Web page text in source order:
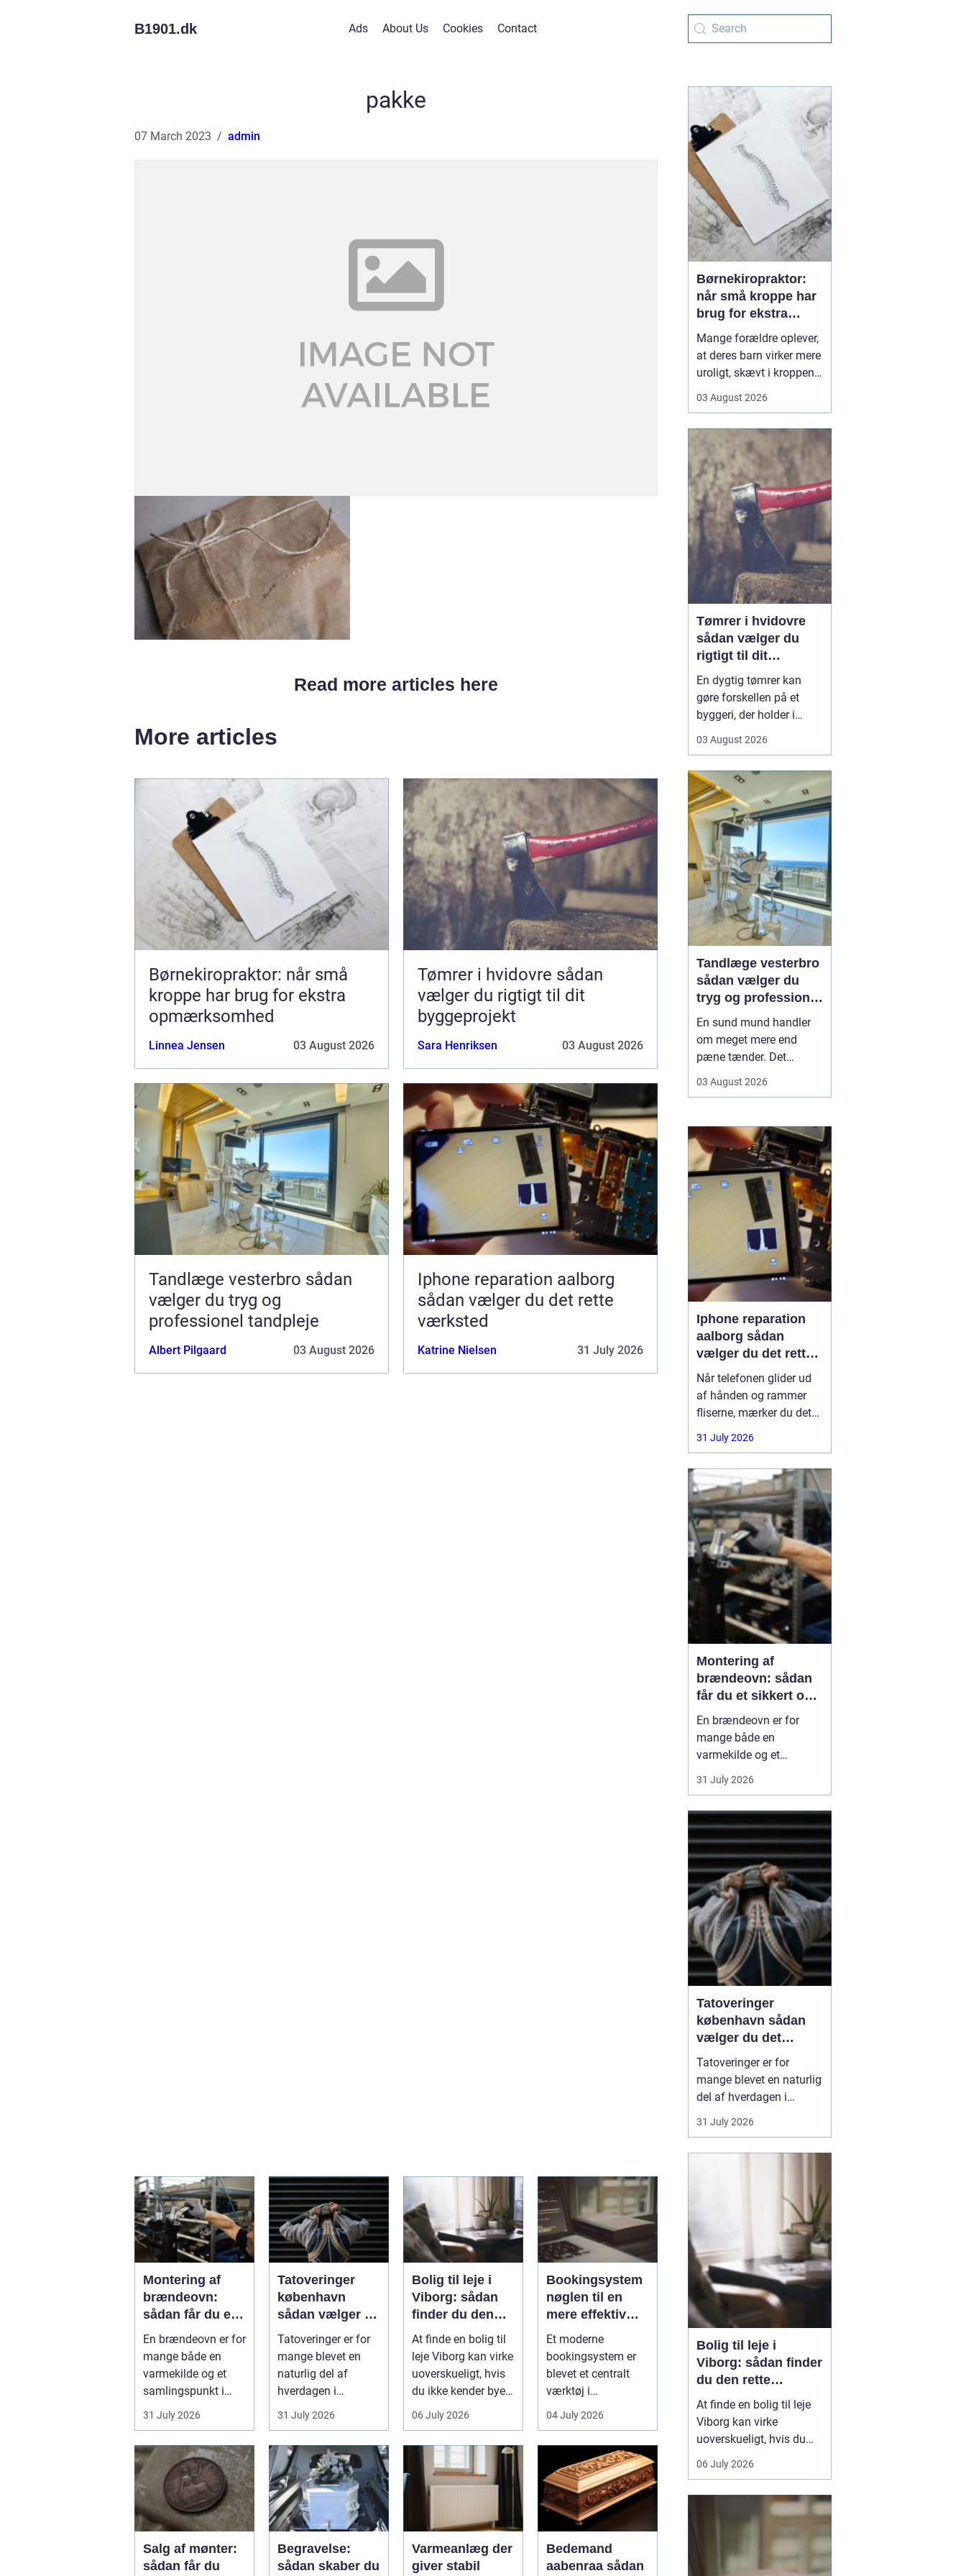
B1901.dk Ads About Us Cookies Contact
pakke
07 March 2023 admin
Read more articles here
More articles
Børnekiropraktor: når små
kroppe har brug for ekstra
opmærksomhed
Linnea Jensen 03 August 2026
Tømrer i hvidovre sådan
vælger du rigtigt til dit
byggeprojekt
Sara Henriksen 03 August 2026
Tandlæge vesterbro sådan
vælger du tryg og
professionel tandpleje
Albert Pilgaard 03 August 2026
Iphone reparation aalborg
sådan vælger du det rette
værksted
Katrine Nielsen 31 July 2026
Montering af
brændeovn:
sådan får du et
sikkert og smukt
resultat
En brændeovn er for
mange både en
varmekilde og et
samlingspunkt i
hjemmet.
Flammerne gi...
31 July 2026
Tatoveringer
københavn
sådan vælger du
det rigtige
Tatoveringer er for
mange blevet en
naturlig del af
hverdagen i
København. Byen er
fyldt med dygtige...
31 July 2026
Bolig til leje i
Viborg: sådan
finder du den
rette lejlighed
At finde en bolig til
leje Viborg kan virke
uoverskueligt, hvis
du ikke kender byen
eller det lokale...
06 July 2026
Bookingsystem
nøglen til en
mere effektiv
klinikhverdag
Et moderne
bookingsystem er
blevet et centralt
værktøj i
sundhedssektoren.
Klinikker, praksis og
beh...
04 July 2026
Salg af mønter:
sådan får du
Begravelse:
sådan skaber du
Varmeanlæg der
giver stabil
Bedemand
aabenraa sådan
Børnekiropraktor:
når små kroppe har
brug for ekstra
opmærksomhed
Mange forældre oplever,
at deres barn virker mere
uroligt, skævt i kroppen
uden at der er en klar
børnekiropraktor være en
mulighed. En kiropraktor
med særlig erfaring i...
03 August 2026
Tømrer i hvidovre
sådan vælger du
rigtigt til dit
byggeprojekt
En dygtig tømrer kan
gøre forskellen på et
byggeri, der holder i
giver dig problemer igen
efter en tømrer i
Hvidovre, handler det
derfor ikke kun om pris.
Det handler om kvalitet,
tryghed og gode løsni...
03 August 2026
Tandlæge vesterbro
sådan vælger du
tryg og professionel
tandpleje
En sund mund handler
om meget mere end
pæne tænder. Det
hverdag, din selvtillid og
duleder efter tandlæge
vesterbro, møder du
derfor mange
valgmuligheder m...
03 August 2026
Iphone reparation
aalborg sådan
vælger du det rette
værksted
Når telefonen glider ud
af hånden og rammer
fliserne, mærker du det
med det samme.
Skærmen splintrer, lyden
står af midt på dagen.
For mange i Aalborg er
mobilen helt central i
både arbejde, studie og
hverdag. Derfor
31 July 2026
Montering af
brændeovn: sådan
får du et sikkert og
smukt resultat
En brændeovn er for
mange både en
varmekilde og et
samlingspunkt i
hjemmet. Flammerne
mærkes i hele rummet.
Men montering af
brændeovn er ikke noget,
man bør kaste sig ud i
uden viden og
planl&ae...
31 July 2026
Tatoveringer
københavn sådan
vælger du det
rigtige studie
Tatoveringer er for
mange blevet en naturlig
del af hverdagen i
København. Byen er fyldt
med dygtige artister,
spænder vidt. Når man
31 July 2026
Bolig til leje i
Viborg: sådan finder
du den rette
lejlighed
At finde en bolig til leje
Viborg kan virke
uoverskueligt, hvis du
ikke kender byen eller det
lokale boligmarked. Der
priserne varierer, og
områderne har hver
deres særpræg. Med en
klar plan, lidt viden om
06 July 2026